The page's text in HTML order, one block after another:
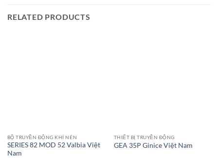
RELATED PRODUCTS
BỘ TRUYỀN ĐỘNG KHÍ NÉN
SERIES 82 MOD 52 Valbia Việt
Nam
THIẾT BỊ TRUYỀN ĐỘNG
GEA 35P Ginice Việt Nam